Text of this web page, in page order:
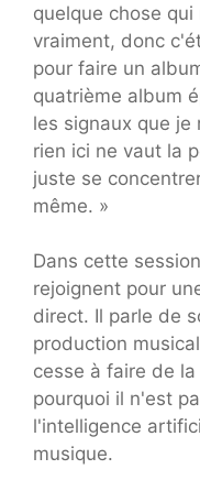
quelque chose
vraiment, donc
pour faire un
quatrième album
les signaux que
rien ici ne vaut la
juste se
même. »
Dans cette
rejoignent pour
direct. Il parle de
production
cesse à faire de
pourquoi il n'est
l'intelligence
musique.